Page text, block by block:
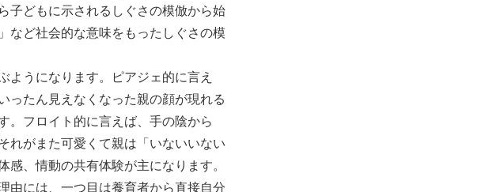
子どもに示されるしぐさの模倣から始
など社会的な意味をもったしぐさの模
うになります。ピアジェ的に言え
ったん見えなくなった親の顔が現れる
。フロイト的に言えば、手の陰から
れがまた可愛くて親は「いないいない
、情動の共有体験が主になります。
由には、一つ目は養育者から直接自分